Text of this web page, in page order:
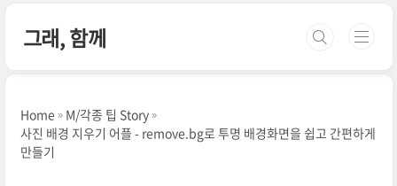
그래, 함께
Home
M/각종 팁 Story
사진 배경 지우기 어플 - remove.bg로 투명 배경화면을 쉽고 간편하게
만들기